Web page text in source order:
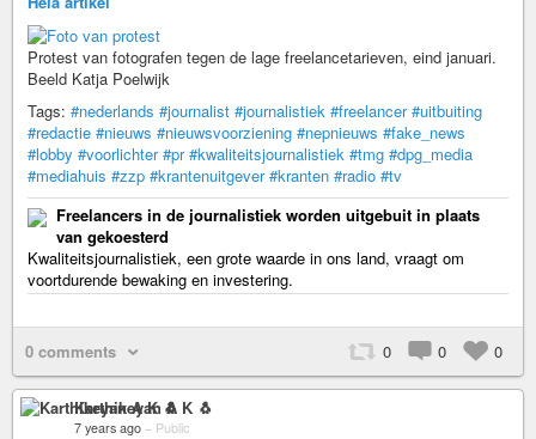
Protest van fotografen tegen de lage freelancetarieven, eind januari.
Beeld Katja Poelwijk
Tags: #nederlands #journalist #journalistiek #freelancer #uitbuiting
#redactie #nieuws #nieuwsvoorziening #nepnieuws #fake_news
#lobby #voorlichter #pr #kwaliteitsjournalistiek #tmg #dpg_media
#mediahuis #zzp #krantenuitgever #kranten #radio #tv
Freelancers in de journalistiek worden uitgebuit in plaats
van gekoesterd
Kwaliteitsjournalistiek, een grote waarde in ons land, vraagt om
voortdurende bewaking en investering.
0 comments 0 0 0
Karthikeyan A K 🐧
7 years ago – Public